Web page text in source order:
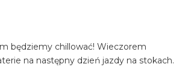
będziemy chillować! Wieczorem
na następny dzień jazdy na stokach.